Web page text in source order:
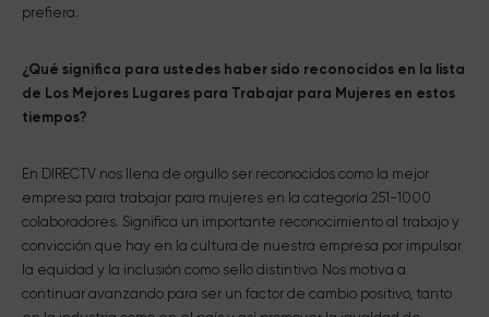
prefiera.
¿Qué significa para ustedes haber sido reconocidos en la lista
de Los Mejores Lugares para Trabajar para Mujeres en estos
tiempos?
En DIRECTV nos llena de orgullo ser reconocidos como la mejor
empresa para trabajar para mujeres en la categoría 251-1000
colaboradores. Significa un importante reconocimiento al trabajo y
convicción que hay en la cultura de nuestra empresa por impulsar
la equidad y la inclusión como sello distintivo. Nos motiva a
continuar avanzando para ser un factor de cambio positivo, tanto